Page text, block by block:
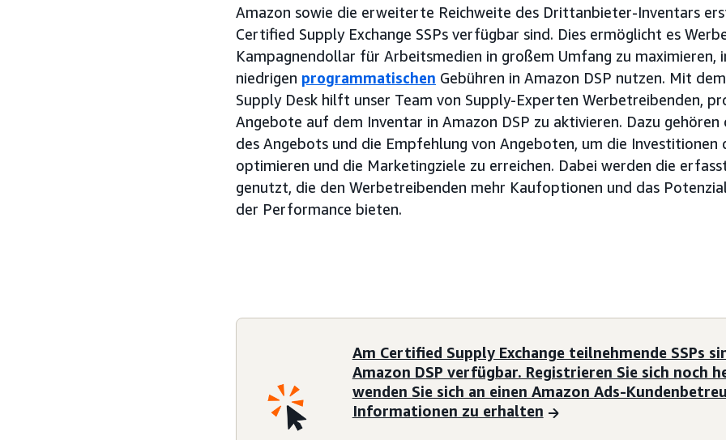
Amazon sowie die erweiterte Reichweite des Drittanbieter-Inventars
Certified Supply Exchange SSPs verfügbar sind. Dies ermöglicht es
Kampagnendollar für Arbeitsmedien in großem Umfang zu maximieren,
niedrigen programmatischen Gebühren in Amazon DSP nutzen. Mit
Supply Desk hilft unser Team von Supply-Experten Werbetreibenden,
Angebote auf dem Inventar in Amazon DSP zu aktivieren. Dazu gehören
des Angebots und die Empfehlung von Angeboten, um die Investitionen
optimieren und die Marketingziele zu erreichen. Dabei werden die
genutzt, die den Werbetreibenden mehr Kaufoptionen und das
der Performance bieten.
Am Certified Supply Exchange teilnehmende SSPs
Amazon DSP verfügbar. Registrieren Sie sich noch
wenden Sie sich an einen Amazon Ads-
Informationen zu erhalten